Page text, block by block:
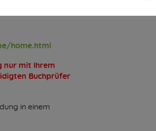
home.html
nur mit Ihrem
Buchprüfer
in einem